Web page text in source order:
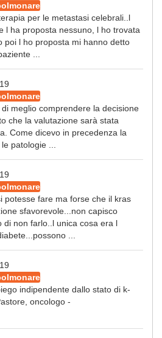
per le metastasi celebrali..l
l ha proposta nessuno, l ho trovata
poi l ho proposta mi hanno detto
...
meglio comprendere la decisione
che la valutazione sarà stata
Come dicevo in precedenza la
patologie ...
potesse fare ma forse che il kras
sfavorevole...non capisco
di non farlo..l unica cosa era l
...
indipendente dallo stato di k-
oncologo -